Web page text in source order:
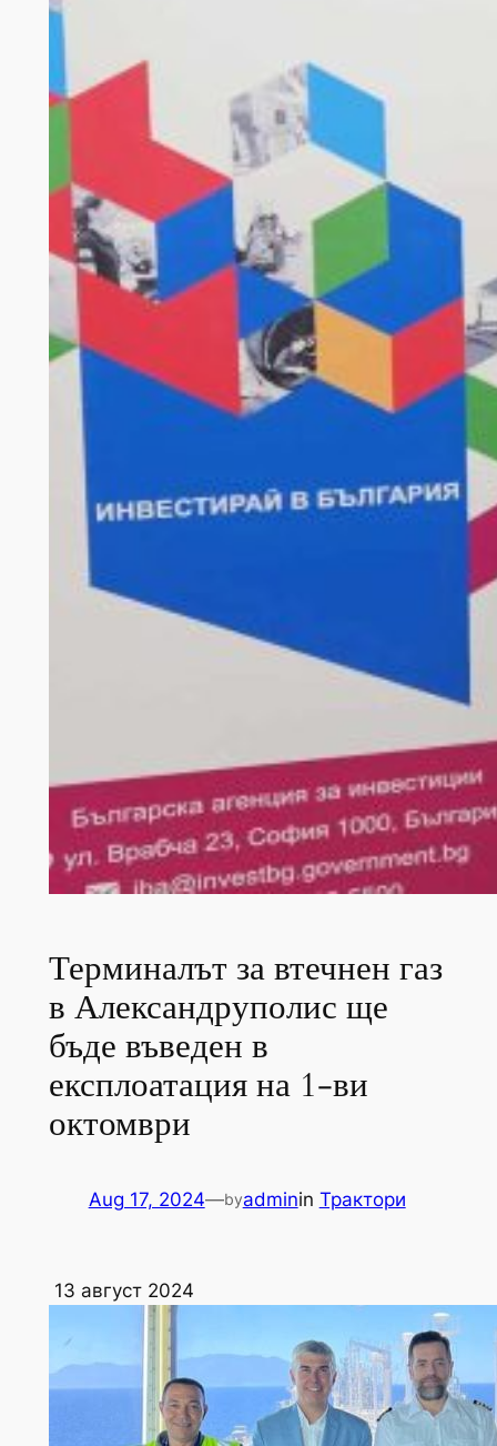
Терминалът за втечнен газ
в Александруполис ще
бъде въведен в
експлоатация на 1-ви
октомври
Aug 17, 2024—byadminin Трактори
13 август 2024